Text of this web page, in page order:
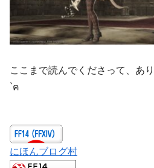
ここまで読んでくださって、あ
`ฅ
にほんブログ村